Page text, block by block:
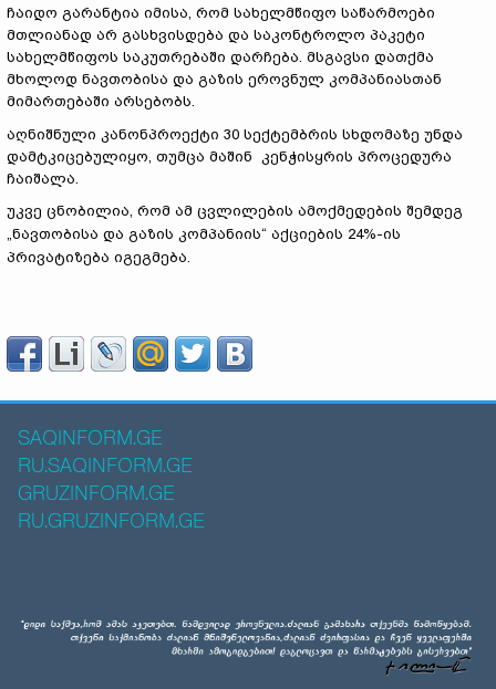
ჩაიდო გარანტია იმისა, რომ სახელმწიფო საწარმოები
მთლიანად არ გასხვისდება და საკონტროლო პაკეტი
სახელმწიფოს საკუთრებაში დარჩება. მსგავსი დათქმა
მხოლოდ ნავთობისა და გაზის ეროვნულ კომპანიასთან
მიმართებაში არსებობს.
აღნიშნული კანონპროექტი 30 სექტემბრის სხდომაზე უნდა
დამტკიცებულიყო, თუმცა მაშინ კენჭისყრის პროცედურა
ჩაიშალა.
უკვე ცნობილია, რომ ამ ცვლილების ამოქმედების შემდეგ
„ნავთობისა და გაზის კომპანიის“ აქციების 24%-ის
პრივატიზება იგეგმება.
SAQINFORM.GE
RU.SAQINFORM.GE
GRUZINFORM.GE
RU.GRUZINFORM.GE